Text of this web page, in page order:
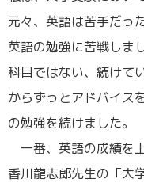
元々、英語は苦手だっ
英語の勉強に苦戦しま
科目ではない、続けて
からずっとアドバイス
の勉強を続けました。
一番、英語の成績を
香川龍志郎先生の「大